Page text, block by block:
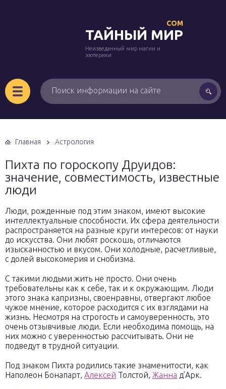
ТАЙНЫЙ МИР
COM
Неизведанный мир магии и
эзотерики
Главная Астрология
Пихта по гороскопу Друидов:
значение, совместимость, известные
люди
Люди, рожденные под этим знаком, имеют высокие
интеллектуальные способности. Их сфера деятельности
распространяется на разные круги интересов: от науки
до искусства. Они любят роскошь, отличаются
изысканностью и вкусом. Они холодные, расчетливые,
с долей высокомерия и снобизма.
С такими людьми жить не просто. Они очень
требовательны как к себе, так и к окружающим. Люди
этого знака капризны, своенравны, отвергают любое
чужое мнение, которое расходится с их взглядами на
жизнь. Несмотря на строгость и самоуверенность, это
очень отзывчивые люди. Если необходима помощь, на
них можно с уверенностью рассчитывать. Они не
подведут в трудной ситуации.
Под знаком Пихта родились такие знаменитости, как
Наполеон Бонапарт, Алексей Толстой, Жанна д’Арк.